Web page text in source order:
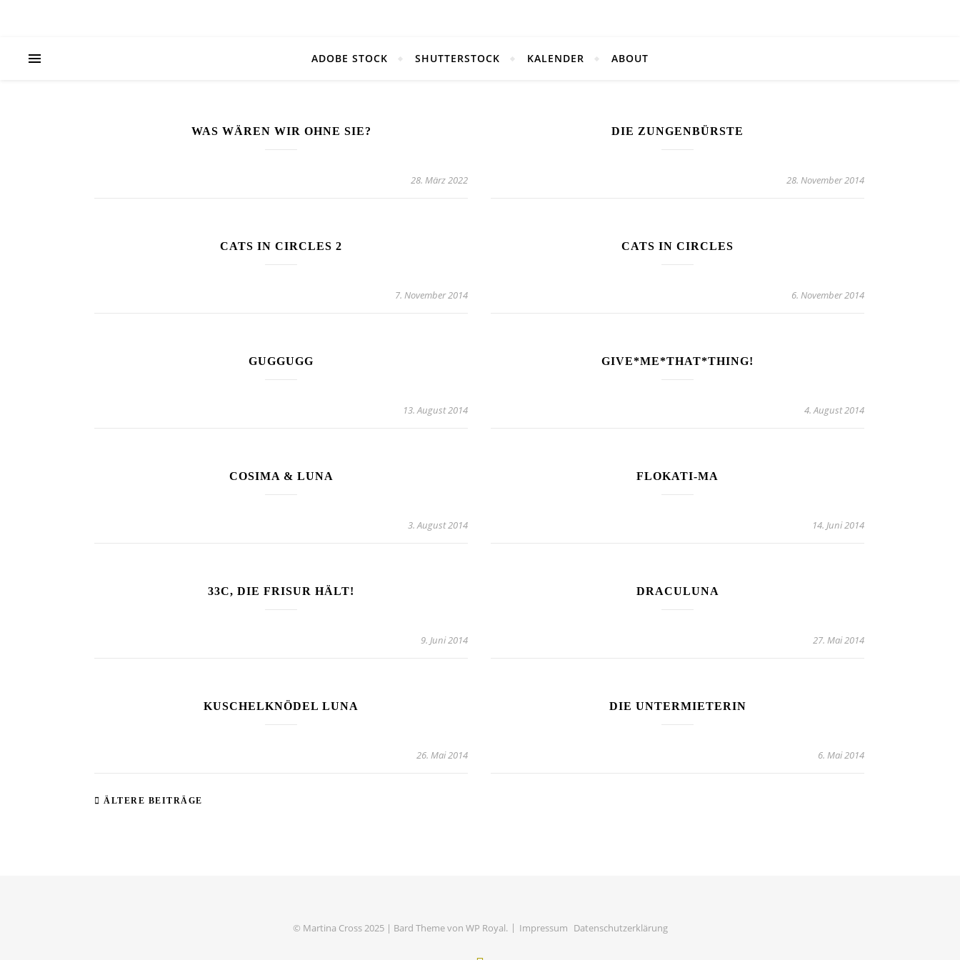
ADOBE STOCK SHUTTERSTOCK KALENDER ABOUT
WAS WÄREN WIR OHNE SIE?
28. März 2022
DIE ZUNGENBÜRSTE
28. November 2014
CATS IN CIRCLES 2
7. November 2014
CATS IN CIRCLES
6. November 2014
GUGGUGG
13. August 2014
GIVE*ME*THAT*THING!
4. August 2014
COSIMA & LUNA
3. August 2014
FLOKATI-MA
14. Juni 2014
33C, DIE FRISUR HÄLT!
9. Juni 2014
DRACULUNA
27. Mai 2014
KUSCHELKNÖDEL LUNA
26. Mai 2014
DIE UNTERMIETERIN
6. Mai 2014
ÄLTERE BEITRÄGE
© Martina Cross 2025 | Bard Theme von WP Royal. Impressum Datenschutzerklärung